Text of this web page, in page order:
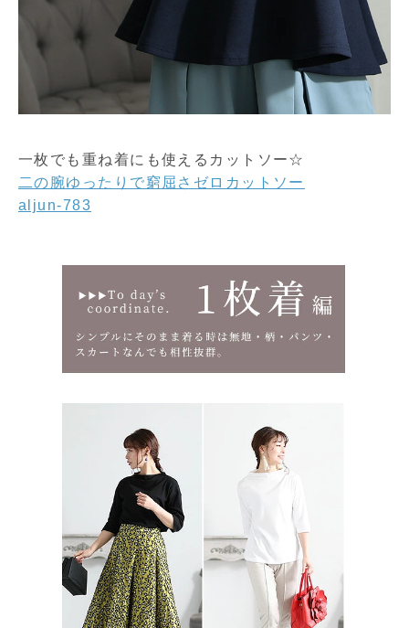
一枚でも重ね着にも使えるカットソー☆
二の腕ゆったりで窮屈さゼロカットソー
aljun-783